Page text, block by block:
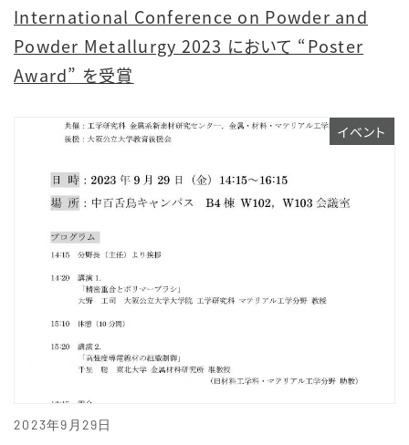
International Conference on Powder and
Powder Metallurgy 2023 において “Poster
Award” を受賞
2023年9月29日
イベント